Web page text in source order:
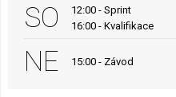
SO
12:00 - Sprint
16:00 - Kvalifikace
NE 15:00 - Závod